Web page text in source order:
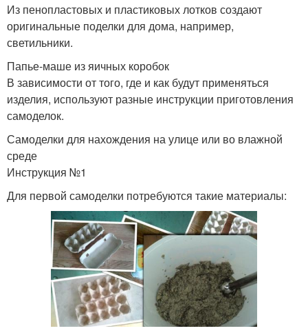
Из пенопластовых и пластиковых лотков создают
оригинальные поделки для дома, например,
светильники.
Папье-маше из яичных коробок
В зависимости от того, где и как будут применяться
изделия, используют разные инструкции приготовления
самоделок.
Самоделки для нахождения на улице или во влажной
среде
Инструкция №1
Для первой самоделки потребуются такие материалы: